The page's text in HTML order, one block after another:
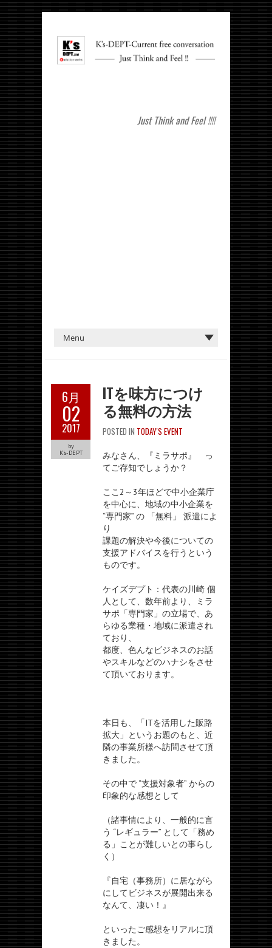
Just Think and Feel !!!!
6月
02
2017
by
K's-DEPT
ITを味方につけ
る無料の方法
POSTED IN TODAY'S EVENT
みなさん、『ミラサポ』 っ
てご存知でしょうか？
ここ2～3年ほどで中小企業庁
を中心に、地域の中小企業を
“専門家” の 「無料」 派遣によ
り
課題の解決や今後についての
支援アドバイスを行うという
ものです。
ケイズデプト：代表の川崎 個
人として、数年前より、ミラ
サポ「専門家」の立場で、あ
らゆる業種・地域に派遣され
ており、
都度、色んなビジネスのお話
やスキルなどのハナシをさせ
て頂いております。
本日も、「ITを活用した販路
拡大」というお題のもと、近
隣の事業所様へ訪問させて頂
きました。
その中で “支援対象者” からの
印象的な感想として
（諸事情により、一般的に言
う “レギュラー” として「務め
る」ことが難しいとの事らし
く）
『自宅（事務所）に居ながら
にしてビジネスが展開出来る
なんて、凄い！』
といったご感想をリアルに頂
きました。